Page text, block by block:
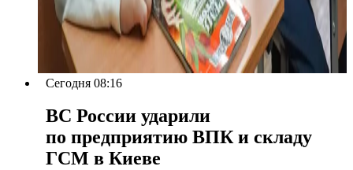
Сегодня 08:16
ВС России ударили
по предприятию ВПК и складу
ГСМ в Киеве